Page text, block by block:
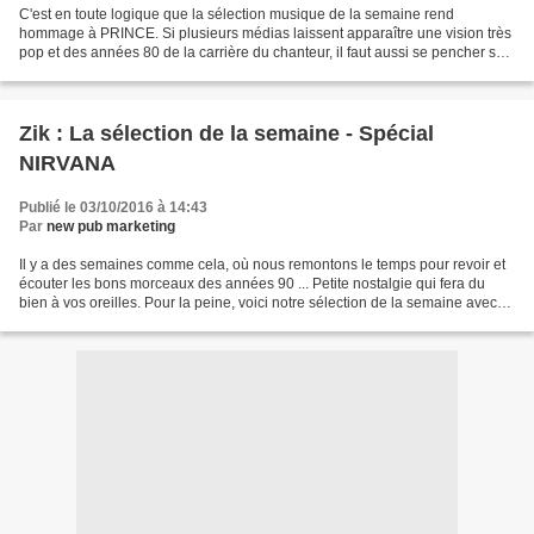
C'est en toute logique que la sélection musique de la semaine rend
hommage à PRINCE. Si plusieurs médias laissent apparaître une vision très
pop et des années 80 de la carrière du chanteur, il faut aussi se pencher sur
Zik : La sélection de la semaine - Spécial
NIRVANA
Publié le 03/10/2016 à 14:43
Par new pub marketing
Il y a des semaines comme cela, où nous remontons le temps pour revoir et
écouter les bons morceaux des années 90 ... Petite nostalgie qui fera du
bien à vos oreilles. Pour la peine, voici notre sélection de la semaine avec